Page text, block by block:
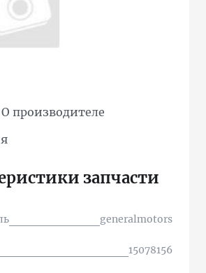
О производителе
запчасти
generalmotors
15078156